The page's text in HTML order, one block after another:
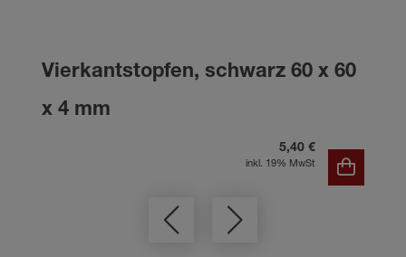
Vierkantstopfen, schwarz 60 x 60
x 4 mm
5,40 €
inkl. 19% MwSt